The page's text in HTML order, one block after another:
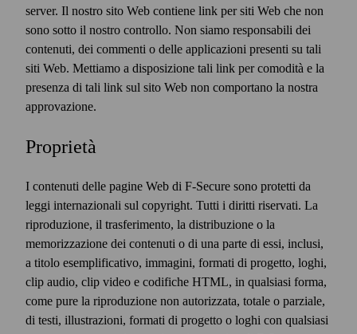
server. Il nostro sito Web contiene link per siti Web che non
sono sotto il nostro controllo. Non siamo responsabili dei
contenuti, dei commenti o delle applicazioni presenti su tali
siti Web. Mettiamo a disposizione tali link per comodità e la
presenza di tali link sul sito Web non comportano la nostra
approvazione.
Proprietà
I contenuti delle pagine Web di F‑Secure sono protetti da
leggi internazionali sul copyright. Tutti i diritti riservati. La
riproduzione, il trasferimento, la distribuzione o la
memorizzazione dei contenuti o di una parte di essi, inclusi,
a titolo esemplificativo, immagini, formati di progetto, loghi,
clip audio, clip video e codifiche HTML, in qualsiasi forma,
come pure la riproduzione non autorizzata, totale o parziale,
di testi, illustrazioni, formati di progetto o loghi con qualsiasi